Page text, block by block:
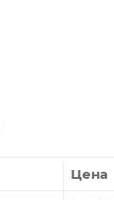
Цена